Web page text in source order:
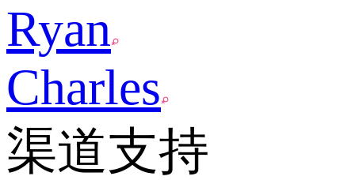
Ryan
Charles
渠道支持